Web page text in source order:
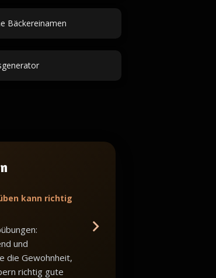
Bäckereinamen
kann richtig
und
die Gewohnheit,
richtig gute